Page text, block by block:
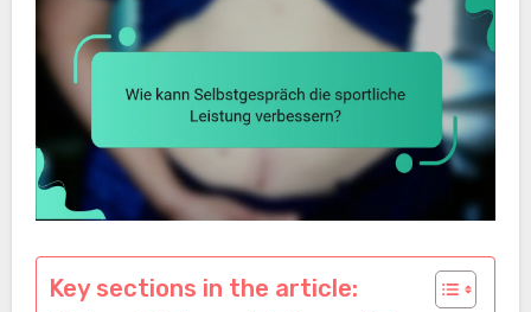
Key sections in the article: